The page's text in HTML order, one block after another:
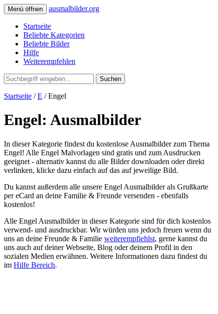
Menü öffnen ausmalbilder.org
Startseite
Beliebte Kategorien
Beliebte Bilder
Hilfe
Weiterempfehlen
Suchen
Startseite /E / Engel
Engel: Ausmalbilder
In dieser Kategorie findest du kostenlose Ausmalbilder zum Thema
Engel! Alle Engel Malvorlagen sind gratis und zum Ausdrucken
geeignet - alternativ kannst du alle Bilder downloaden oder direkt
verlinken, klicke dazu einfach auf das auf jeweilige Bild.
Du kannst außerdem alle unsere Engel Ausmalbilder als Grußkarte
per eCard an deine Familie & Freunde versenden - ebenfalls
kostenlos!
Alle Engel Ausmalbilder in dieser Kategorie sind für dich kostenlos
verwend- und ausdruckbar. Wir würden uns jedoch freuen wenn du
uns an deine Freunde & Familie weiterempfiehlst, gerne kannst du
uns auch auf deiner Webseite, Blog oder deinem Profil in den
sozialen Medien erwähnen. Weitere Informationen dazu findest du
im Hilfe Bereich.